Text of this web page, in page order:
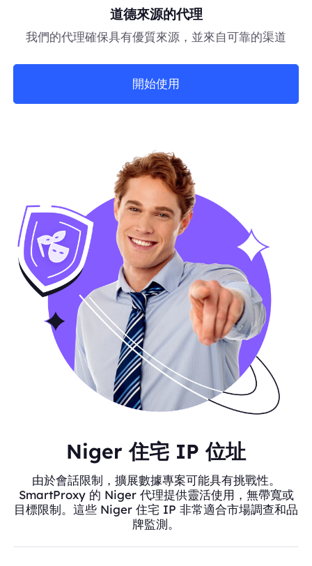
道德來源的代理
我們的代理確保具有優質來源，並來自可靠的渠道
開始使用
Niger 住宅 IP 位址
由於會話限制，擴展數據專案可能具有挑戰性。
SmartProxy 的 Niger 代理提供靈活使用，無帶寬或
目標限制。這些 Niger 住宅 IP 非常適合市場調查和品
牌監測。